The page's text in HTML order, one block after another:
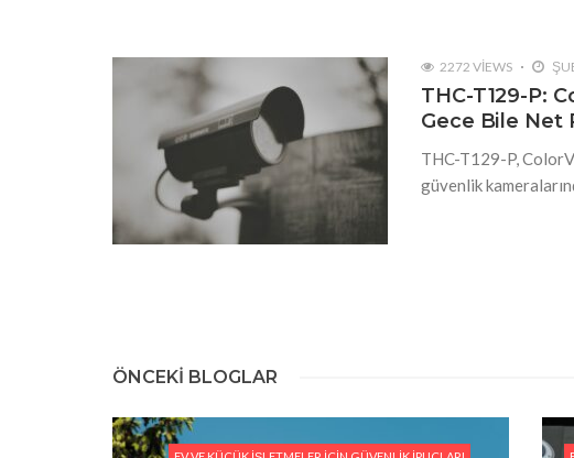
2272 VIEWS
THC-T129-P:
Gece Bile Net
THC-T129-P,
güvenlik
ÖNCEKI BLOGLAR